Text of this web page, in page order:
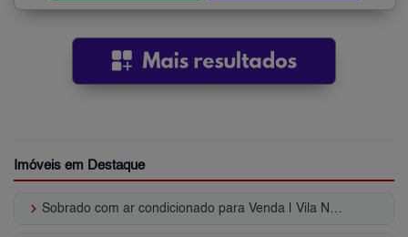
Imóveis em Destaque
keyboard_arrow_right